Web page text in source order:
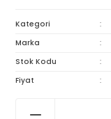
Kategori
Marka
Stok Kodu
Fiyat